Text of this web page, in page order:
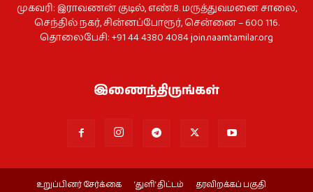
முகவரி: இராவணன் குடில், எண்.8. மருத்துவமனை சாலை,
செந்தில் நகர், சின்னப்போரூர், சென்னை – 600 116.
தொலைபேசி: +91 44 4380 4084join.naamtamilar.org
இணைந்திருங்கள்
உறுப்பினர் சேர்க்கை ‘துளி’ திட்டம் தரவிறக்கப் பகுதி